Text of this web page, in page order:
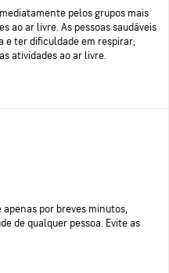
pelos grupos mais
ao ar livre. As pessoas saudáveis
ter dificuldade em respirar;
atividades ao ar livre.
apenas por breves minutos,
de qualquer pessoa. Evite as